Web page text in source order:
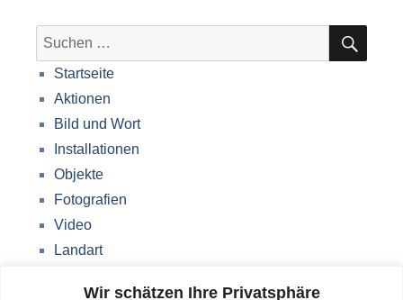
Wir schätzen Ihre Privatsphäre
Suche
nach:
Startseite
Aktionen
Bild und Wort
Installationen
Objekte
Fotografien
Video
Landart